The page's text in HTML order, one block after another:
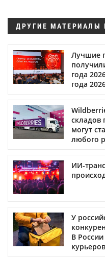
ДРУГИЕ МАТЕРИАЛЫ
Лучшие
года
года
складов
могут
любого
ИИ-
У
В
курьеров